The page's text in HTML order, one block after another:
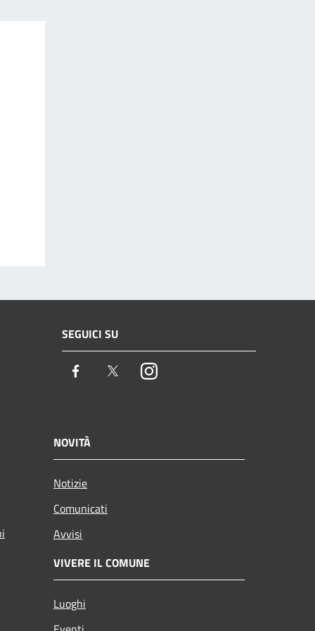
SEGUICI SU
Facebook TwitterInstagram
NOVITÀ
Notizie
Comunicati
Avvisi
VIVERE IL COMUNE
Luoghi